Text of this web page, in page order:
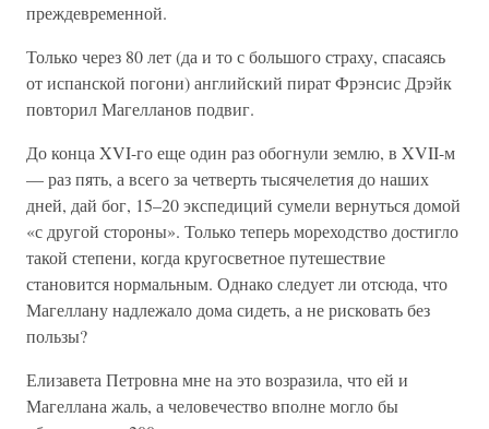
преждевременной.
Только через 80 лет (да и то с большого страху, спасаясь
от испанской погони) английский пират Фрэнсис Дрэйк
повторил Магелланов подвиг.
До конца XVI-го еще один раз обогнули землю, в XVII-м
— раз пять, а всего за четверть тысячелетия до наших
дней, дай бог, 15–20 экспедиций сумели вернуться домой
«с другой стороны». Только теперь мореходство достигло
такой степени, когда кругосветное путешествие
становится нормальным. Однако следует ли отсюда, что
Магеллану надлежало дома сидеть, а не рисковать без
пользы?
Елизавета Петровна мне на это возразила, что ей и
Магеллана жаль, а человечество вполне могло бы